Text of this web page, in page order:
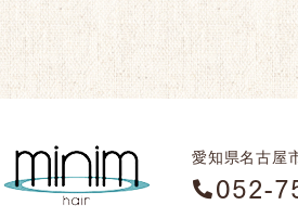
愛知県名古屋
052-